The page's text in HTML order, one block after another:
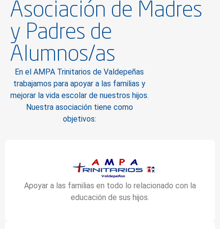
Asociación de Madres
y Padres de
Alumnos/as
En el AMPA Trinitarios de Valdepeñas
trabajamos para apoyar a las familias y
mejorar la vida escolar de nuestros hijos.
Nuestra asociación tiene como
objetivos:
Apoyar a las familias en todo lo relacionado con la
educación de sus hijos.